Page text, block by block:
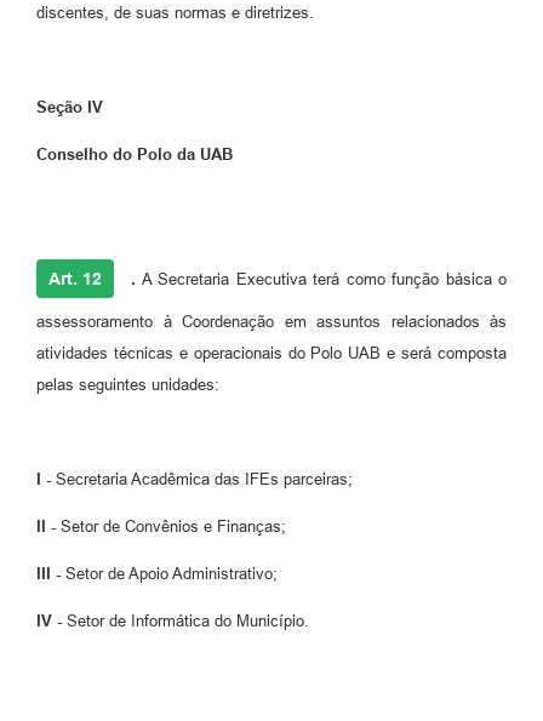
discentes, de suas normas e diretrizes.
Seção IV
Conselho do Polo da UAB
Art. 12 . A Secretaria Executiva terá como função básica o
assessoramento à Coordenação em assuntos relacionados às
atividades técnicas e operacionais do Polo UAB e será composta
pelas seguintes unidades:
I - Secretaria Acadêmica das IFEs parceiras;
II - Setor de Convênios e Finanças;
III - Setor de Apoio Administrativo;
IV -Setor de Informática do Município.